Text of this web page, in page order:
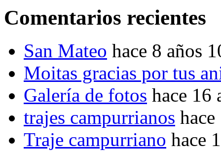
Comentarios recientes
San Mateo hace 8 años
Moitas gracias por tus
Galería de fotos hace 16
trajes campurrianos
Traje campurriano hace